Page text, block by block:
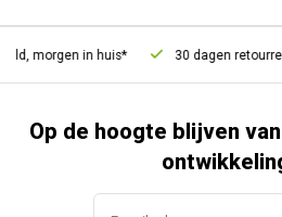
morgen in huis* 30 dagen
Op de hoogte blijven